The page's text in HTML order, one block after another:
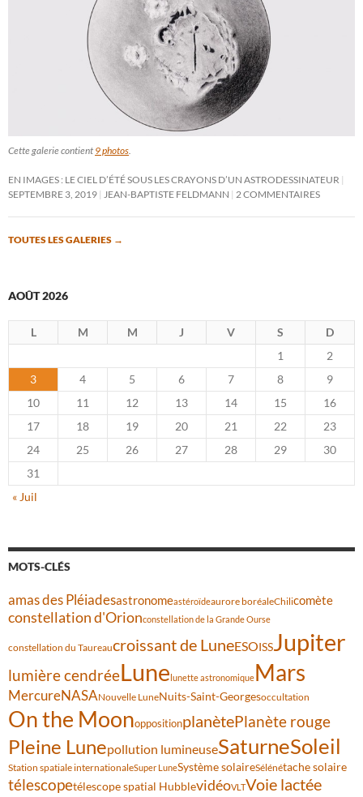
Cette galerie contient 9 photos
EN IMAGES : LE CIEL D’ÉTÉ SOUS LES CRAYONS D’UN ASTRODESSINATEUR
SEPTEMBRE 3, 2019
JEAN-BAPTISTE FELDMANN 2 COMMENTAIRES
TOUTES LES GALERIES →
AOÛT 2026
L M M J V S
D
1
2
3
4 5 6 7 8
9
10
11 12 13 14 15
16
17
18 19 20 21 22
23
24
25 26 27 28 29
30
31
« Juil
MOTS-CLÉS
amas des Pléiadesastronomeastéroïdeaurore boréaleChilicomète
constellation d'Orionconstellation de la Grande Ourse
constellation du Taureaucroissant de LuneESOISSJupiter
lumière cendréeLunelunette astronomiqueMars
MercureNASANouvelle LuneNuits-Saint-Georgesoccultation
On the MoonoppositionplanètePlanète rouge
Pleine Lunepollution lumineuseSaturneSoleil
Station spatiale internationaleSuper LuneSystème solaireSélénétache solaire
télescopetélescope spatial HubblevidéoVLTVoie lactée